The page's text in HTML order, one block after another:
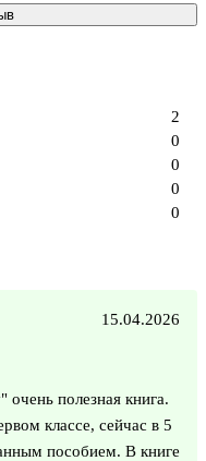
0
0
0
0
2
15.04.2026
полезная книга.
классе, сейчас в 5
пособием. В книге